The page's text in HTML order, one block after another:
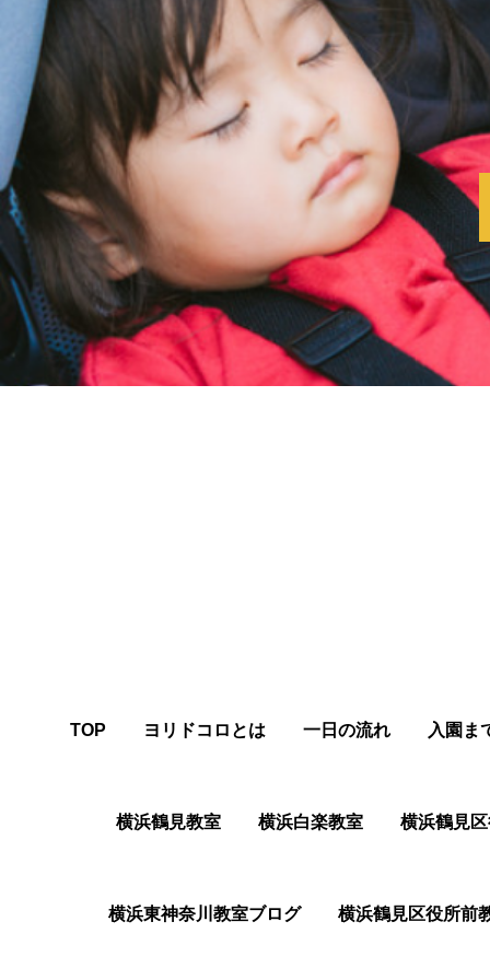
TOP ヨリドコロとは 一日の流れ 入園ま
横浜鶴見教室 横浜白楽教室 横浜鶴⾒
横浜東神奈川教室ブログ 横浜鶴⾒区役所前